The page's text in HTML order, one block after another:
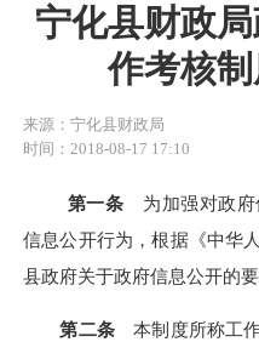
宁化县财政
作考核制
来源：宁化县财政局
时间：2018-08-17 17:10
第一条 为加强对政
信息公开行为，根据《中华
县政府关于政府信息公开的
第二条
本制度所称工